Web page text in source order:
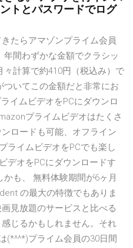
トとパスワードでログ
たらアマゾンプライム会員
間わずかな金額でクラシッ
計算で約410円（税込み）で
いてこの金額だと非常にお
イムビデオをPCにダウンロ
プライムビデオはたくさ
ロードも可能、オフライン
ライムビデオをPCでも楽し
デオをPCにダウンロードす
も、 無料体験期間が6ヶ月
の最大の特徴でもありま
見放題のサービスと比べる
じるかもしれません。それ
(*^^*)プライム会員の30日間